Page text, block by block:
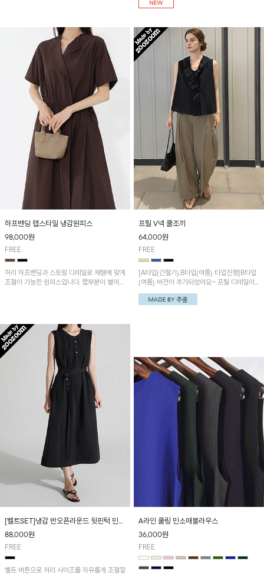
이 스타일리시하게 연출할 수 있어요~
하프밴딩 랩스타일 냉감원피스
98,000원
FREE
허리 하프밴딩과 스트링 디테일로 체형에 맞게
조절이 가능한 원피스입니다. 랩부분이 벌어지
프릴 V넥 쿨조끼
64,000원
FREE
[A타입(간절기),B타입(여름) 타입진행]B타입
(여름) 버전이 추가되었어요~ 프릴 디테일이
더해진 V넥 디자인으로 여성스러운 분위기를
연출해 주는 맞주름 쿨조끼입니다. 시원한 소
[벨트SET]냉감 반오픈라운드 뒷핀턱 민소
매원피스
88,000원
FREE
벨트 버튼으로 허리 사이즈를 자유롭게 조절할
A라인 쿨링 민소매블라우스
36,000원
FREE